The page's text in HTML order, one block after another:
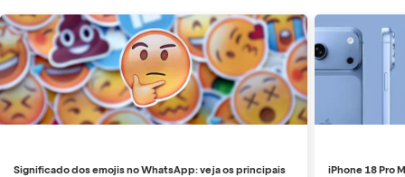
Significado dos emojis no WhatsApp: veja os principais iPhone 18 Pro